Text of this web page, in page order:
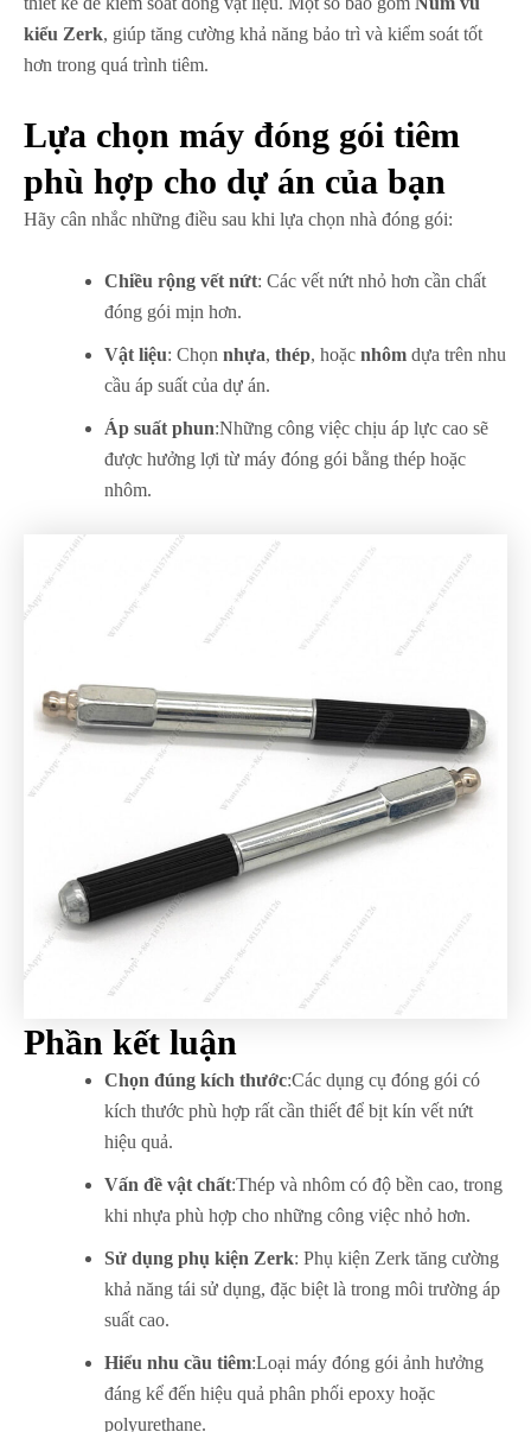
kiểu Zerk, giúp tăng cường khả năng bảo trì và kiểm soát tốt
hơn trong quá trình tiêm.
Lựa chọn máy đóng gói tiêm
phù hợp cho dự án của bạn
Hãy cân nhắc những điều sau khi lựa chọn nhà đóng gói:
Chiều rộng vết nứt: Các vết nứt nhỏ hơn cần chất
đóng gói mịn hơn.
Vật liệu: Chọn nhựa, thép, hoặc nhôm dựa trên nhu
cầu áp suất của dự án.
Áp suất phun:Những công việc chịu áp lực cao sẽ
được hưởng lợi từ máy đóng gói bằng thép hoặc
nhôm.
Phần kết luận
Chọn đúng kích thước:Các dụng cụ đóng gói có
kích thước phù hợp rất cần thiết để bịt kín vết nứt
hiệu quả.
Vấn đề vật chất:Thép và nhôm có độ bền cao, trong
khi nhựa phù hợp cho những công việc nhỏ hơn.
Sử dụng phụ kiện Zerk: Phụ kiện Zerk tăng cường
khả năng tái sử dụng, đặc biệt là trong môi trường áp
suất cao.
Hiểu nhu cầu tiêm:Loại máy đóng gói ảnh hưởng
đáng kể đến hiệu quả phân phối epoxy hoặc
polyurethane.